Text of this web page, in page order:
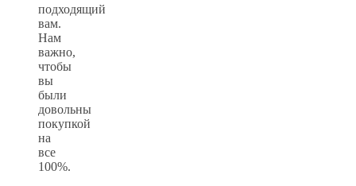
подходящий
вам.
Нам
важно,
чтобы
вы
были
довольны
покупкой
на
все
100%.